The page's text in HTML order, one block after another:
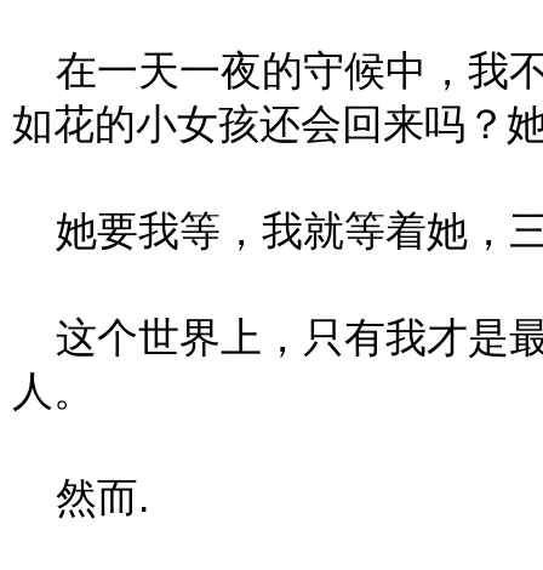
在一天一夜的守候中，我
如花的小女孩还会回来吗？
她要我等，我就等着她，
这个世界上，只有我才是
人。
然而.